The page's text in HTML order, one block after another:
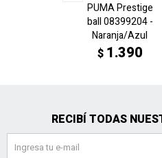
PUMA Prestige
ball 08399204 -
Naranja/Azul
$ 1.390
RECIBÍ TODAS